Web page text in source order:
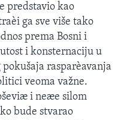
predstavio kao
ga sve više tako
prema Bosni i
i konsternaciju u
rasparèavanja
veoma važne.
i neæe silom
bude stvarao